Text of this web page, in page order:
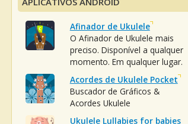
Afinador de Ukulele
O Afinador de Ukulele mais
preciso. Disponível a qualquer
momento. Em qualquer lugar.
Acordes de Ukulele Pocket
Buscador de Gráficos &
Acordes Ukulele
Ukulele Lullabies for babies